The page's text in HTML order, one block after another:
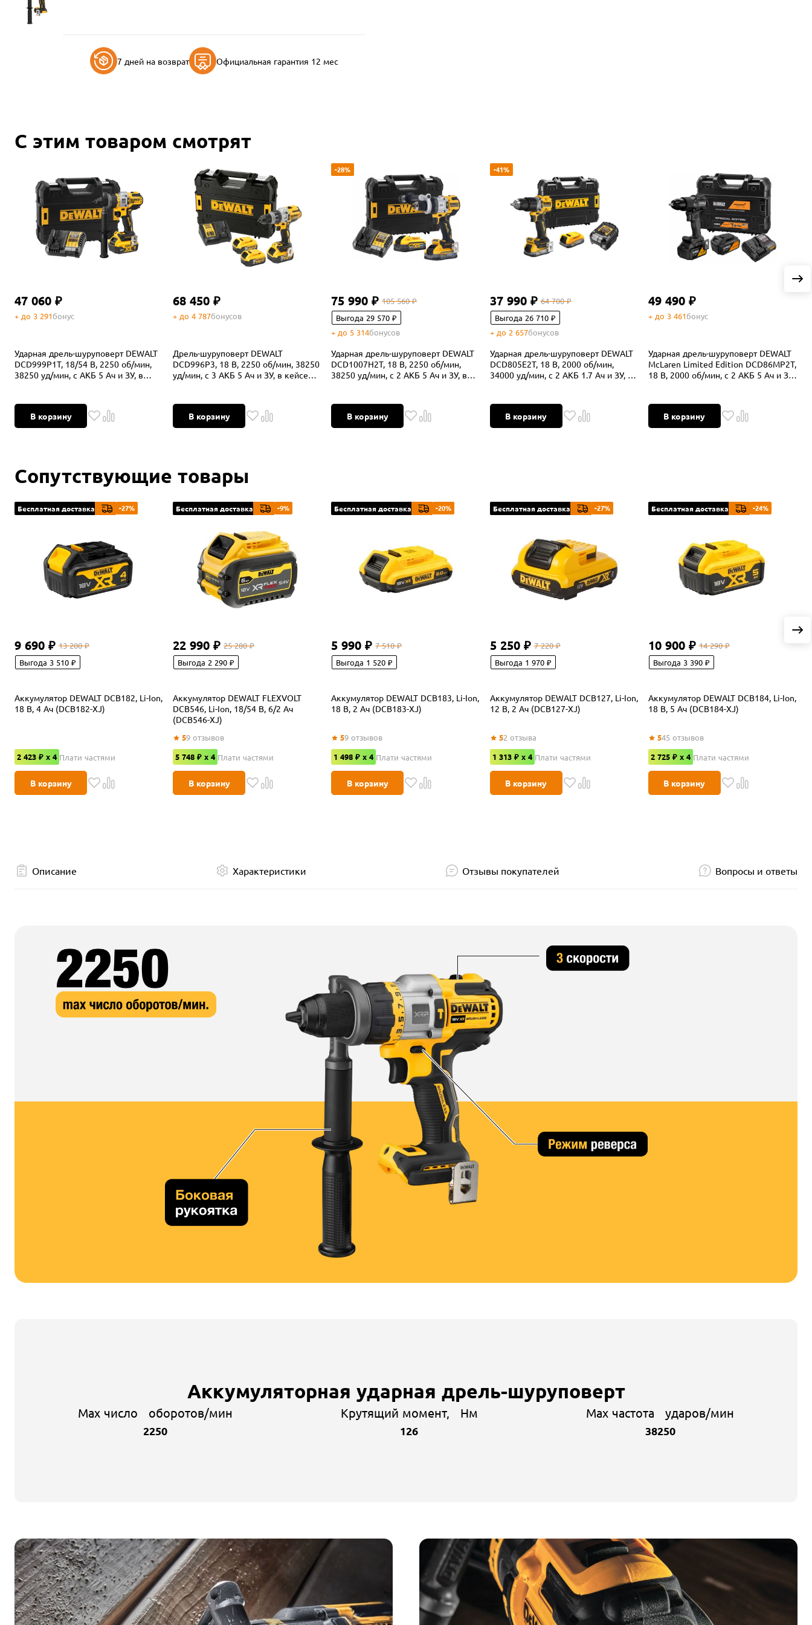
7 дней на возврат Официальная гарантия 12 мес
С этим товаром смотрят
47 060 ₽
+ до 3 291бонус
Ударная дрель-шуруповерт DEWALT
DCD999P1T, 18/54 В, 2250 об/мин,
38250 уд/мин, с АКБ 5 Ач и ЗУ, в
В корзину
68 450 ₽
+ до 4 787бонусов
Дрель-шуруповерт DEWALT
DCD996P3, 18 В, 2250 об/мин, 38250
уд/мин, с 3 АКБ 5 Ач и ЗУ, в кейсе
В корзину
-28%
75 990 ₽ 105 560 ₽
Выгода 29 570 ₽
+ до 5 314бонусов
Ударная дрель-шуруповерт DEWALT
DCD1007H2T, 18 В, 2250 об/мин,
38250 уд/мин, с 2 АКБ 5 Ач и ЗУ, в
В корзину
-41%
37 990 ₽ 64 700 ₽
Выгода 26 710 ₽
+ до 2 657бонусов
Ударная дрель-шуруповерт DEWALT
DCD805E2T, 18 В, 2000 об/мин,
34000 уд/мин, с 2 АКБ 1.7 Ач и ЗУ, в
В корзину
49 490 ₽
+ до 3 461бонус
Ударная дрель-шуруповерт DEWALT
McLaren Limited Edition DCD86MP2T,
18 В, 2000 об/мин, с 2 АКБ 5 Ач и ЗУ,
В корзину
Сопутствующие товары
Бесплатная доставка -27%
9 690 ₽ 13 200 ₽
Выгода 3 510 ₽
Аккумулятор DEWALT DCB182, Li-Ion,
18 В, 4 Ач (DCB182-XJ)
2 423 ₽ x 4 Плати частями
В корзину
Бесплатная доставка -9%
22 990 ₽ 25 280 ₽
Выгода 2 290 ₽
Аккумулятор DEWALT FLEXVOLT
DCB546, Li-Ion, 18/54 В, 6/2 Ач
(DCB546-XJ)
59отзывов
5 748 ₽ x 4 Плати частями
В корзину
Бесплатная доставка -20%
5 990 ₽ 7 510 ₽
Выгода 1 520 ₽
Аккумулятор DEWALT DCB183, Li-Ion,
18 В, 2 Ач (DCB183-XJ)
59отзывов
1 498 ₽ x 4 Плати частями
В корзину
Бесплатная доставка -27%
5 250 ₽ 7 220 ₽
Выгода 1 970 ₽
Аккумулятор DEWALT DCB127, Li-Ion,
12 В, 2 Ач (DCB127-XJ)
52 отзыва
1 313 ₽ x 4 Плати частями
В корзину
Бесплатная доставка -24%
10 900 ₽ 14 290 ₽
Выгода 3 390 ₽
Аккумулятор DEWALT DCB184, Li-Ion,
18 В, 5 Ач (DCB184-XJ)
545 отзывов
2 725 ₽ x 4 Плати частями
В корзину
Описание Характеристики Отзывы покупателей Вопросы и ответы
Аккумуляторная ударная дрель-шуруповерт
Max число оборотов/мин
2250
Крутящий момент, Hм
126
Max частота ударов/мин
38250